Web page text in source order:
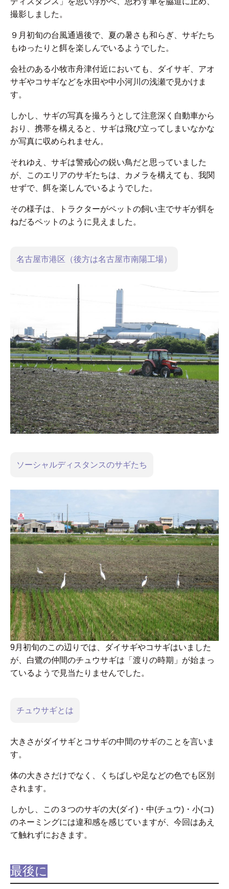
撮影しました。
９月初旬の台風通過後で、夏の暑さも和らぎ、サギたち
もゆったりと餌を楽しんでいるようでした。
会社のある小牧市舟津付近においても、ダイサギ、アオ
サギやコサギなどを水田や中小河川の浅瀬で見かけま
す。
しかし、サギの写真を撮ろうとして注意深く自動車から
おり、携帯を構えると、サギは飛び立ってしまいなかな
か写真に収められません。
それゆえ、サギは警戒心の鋭い鳥だと思っていました
が、このエリアのサギたちは、カメラを構えても、我関
せずで、餌を楽しんでいるようでした。
その様子は、トラクターがペットの飼い主でサギが餌を
ねだるペットのように見えました。
名古屋市港区（後方は名古屋市南陽工場）
ソーシャルディスタンスのサギたち
9月初旬のこの辺りでは、ダイサギやコサギはいました
が、白鷺の仲間のチュウサギは「渡りの時期」が始まっ
ているようで見当たりませんでした。
チュウサギとは
大きさがダイサギとコサギの中間のサギのことを言いま
す。
体の大きさだけでなく、くちばしや足などの色でも区別
されます。
しかし、この３つのサギの大(ダイ)・中(チュウ)・小(コ)
のネーミングには違和感を感じていますが、今回はあえ
て触れずにおきます。
最後に